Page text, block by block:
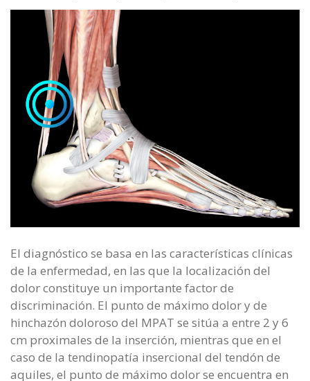
El diagnóstico se basa en las características clínicas
de la enfermedad, en las que la localización del
dolor constituye un importante factor de
discriminación. El punto de máximo dolor y de
hinchazón doloroso del MPAT se sitúa a entre 2 y 6
cm proximales de la inserción, mientras que en el
caso de la tendinopatía insercional del tendón de
aquiles, el punto de máximo dolor se encuentra en